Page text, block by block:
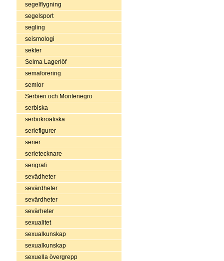
segelflygning
segelsport
segling
seismologi
sekter
Selma Lagerlöf
semaforering
semlor
Serbien och Montenegro
serbiska
serbokroatiska
seriefigurer
serier
serietecknare
serigrafi
sevädheter
sevärdheter
sevärdheter
sevärheter
sexualitet
sexualkunskap
sexualkunskap
sexuella övergrepp